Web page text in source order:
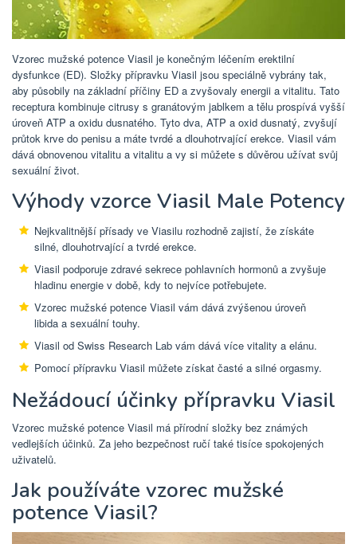
Vzorec mužské potence Viasil je konečným léčením erektilní
dysfunkce (ED). Složky přípravku Viasil jsou speciálně vybrány tak,
aby působily na základní příčiny ED a zvyšovaly energii a vitalitu. Tato
receptura kombinuje citrusy s granátovým jablkem a tělu prospívá vyšší
úroveň ATP a oxidu dusnatého. Tyto dva, ATP a oxid dusnatý, zvyšují
průtok krve do penisu a máte tvrdé a dlouhotrvající erekce. Viasil vám
dává obnovenou vitalitu a vitalitu a vy si můžete s důvěrou užívat svůj
sexuální život.
Výhody vzorce Viasil Male Potency
Nejkvalitnější přísady ve Viasilu rozhodně zajistí, že získáte
silné, dlouhotrvající a tvrdé erekce.
Viasil podporuje zdravé sekrece pohlavních hormonů a zvyšuje
hladinu energie v době, kdy to nejvíce potřebujete.
Vzorec mužské potence Viasil vám dává zvýšenou úroveň
libida a sexuální touhy.
Viasil od Swiss Research Lab vám dává více vitality a elánu.
Pomocí přípravku Viasil můžete získat časté a silné orgasmy.
Nežádoucí účinky přípravku Viasil
Vzorec mužské potence Viasil má přírodní složky bez známých
vedlejších účinků. Za jeho bezpečnost ručí také tisíce spokojených
uživatelů.
Jak používáte vzorec mužské
potence Viasil?